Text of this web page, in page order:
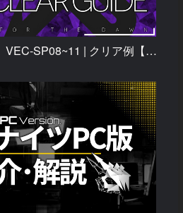
【アークナイツ】VEC-SP08~11 | クリア例【鋒矢突破#2】